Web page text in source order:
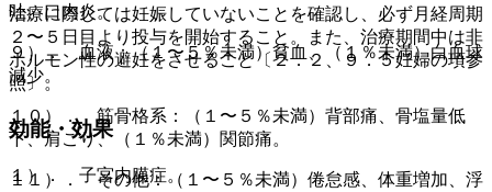
吐、口内炎。
９）． 血液：（１〜５％未満）貧血、（１％未満）白血球
減少。
１０）． 筋骨格系：（１〜５％未満）背部痛、骨塩量低
下、肩こり、（１％未満）関節痛。
１１）． その他：（１〜５％未満）倦怠感、体重増加、浮
治療に際しては妊娠していないことを確認し、必ず月経周期
２〜５日目より投与を開始すること。また、治療期間中は非
ホルモン性の避妊をさせること〔２．２、９．５妊婦の項参
照〕。
効能・効果
１）． 子宮内膜症。